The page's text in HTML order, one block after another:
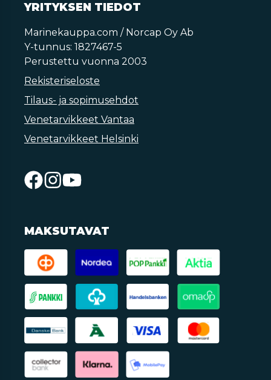
YRITYKSEN TIEDOT
Marinekauppa.com / Norcap Oy Ab
Y-tunnus: 1827467-5
Perustettu vuonna 2003
Rekisteriseloste
Tilaus- ja sopimusehdot
Venetarvikkeet Vantaa
Venetarvikkeet Helsinki
MAKSUTAVAT